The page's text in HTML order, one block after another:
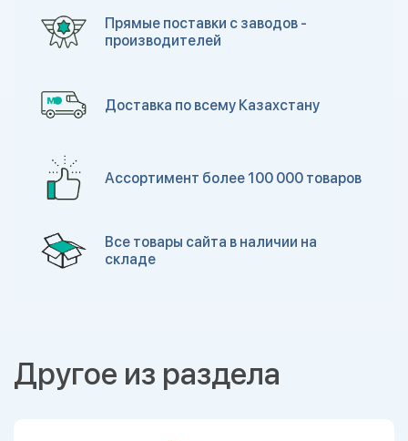
Прямые поставки с заводов -
производителей
Доставка по всему Казахстану
Ассортимент более 100 000 товаров
Все товары сайта в наличии на
складе
Другое из раздела